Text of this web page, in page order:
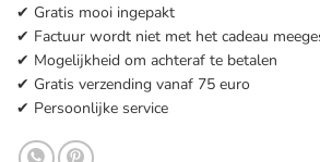
✔ Gratis mooi ingepakt
✔ Factuur wordt niet met het cadeau
✔ Mogelijkheid om achteraf te betalen
✔ Gratis verzending vanaf 75 euro
✔ Persoonlijke service